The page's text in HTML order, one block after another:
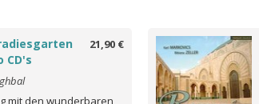
21,90 €
CD's
mit den wunderbaren